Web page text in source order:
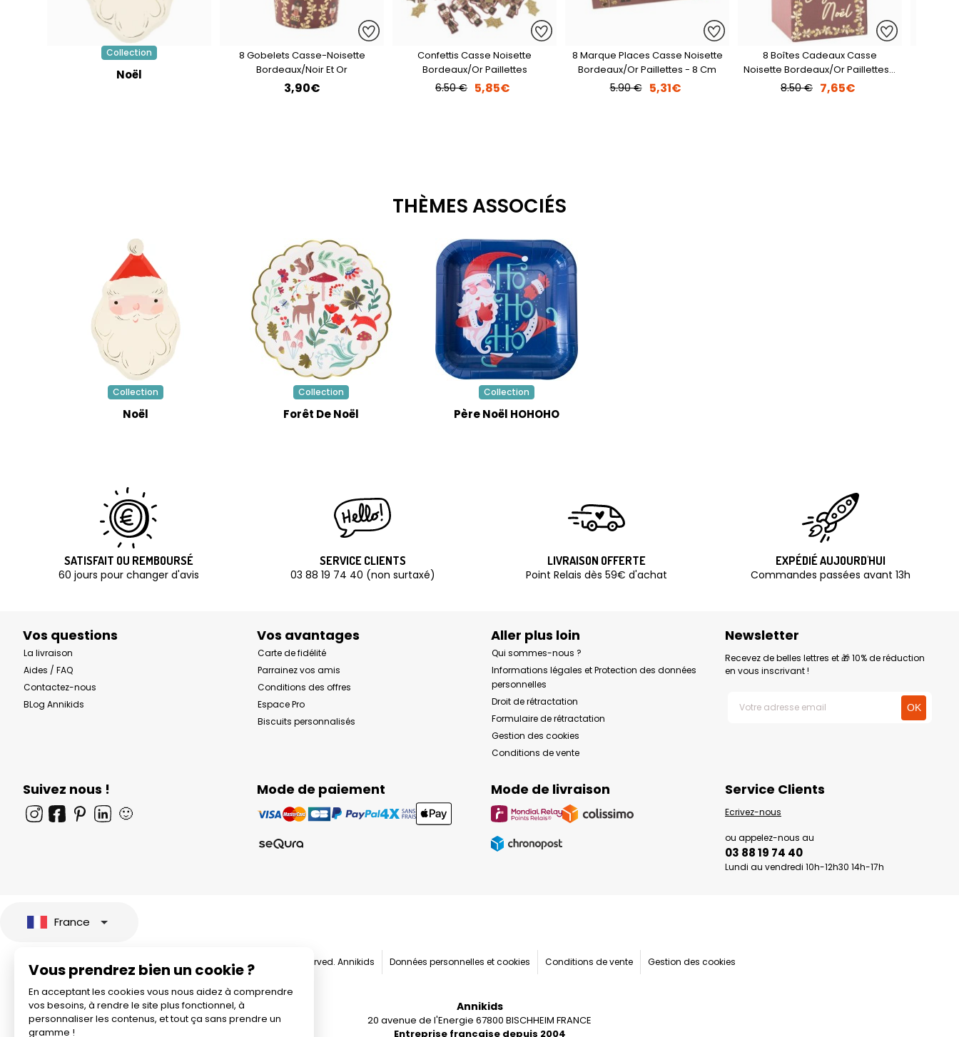
Collection
Noël
8 Gobelets Casse-Noisette
Bordeaux/Noir Et Or
3,90€
Confettis Casse Noisette
Bordeaux/Or Paillettes
6.50 € 5,85€
8 Marque Places Casse Noisette
Bordeaux/Or Paillettes - 8 Cm
5.90 € 5,31€
8 Boîtes Cadeaux Casse
Noisette Bordeaux/Or Paillettes -
6 Cm
8.50 € 7,65€
THÈMES ASSOCIÉS
Collection
Noël
Collection
Forêt De Noël
Collection
Père Noël HOHOHO
SATISFAIT OU REMBOURSÉ
60 jours pour changer d'avis
SERVICE CLIENTS
03 88 19 74 40 (non surtaxé)
LIVRAISON OFFERTE
Point Relais dès 59€ d'achat
EXPÉDIÉ AUJOURD'HUI
Commandes passées avant 13h
Vos questions
La livraison
Aides / FAQ
Contactez-nous
BLog Annikids
Vos avantages
Carte de fidélité
Parrainez vos amis
Conditions des offres
Espace Pro
Biscuits personnalisés
Aller plus loin
Qui sommes-nous ?
Informations légales et Protection des données
personnelles
Droit de rétractation
Formulaire de rétractation
Gestion des cookies
Conditions de vente
Newsletter
Recevez de belles lettres et 🎁 10% de réduction
en vous inscrivant !
Suivez nous !
🙂
Mode de paiement Mode de livraison Service Clients
Ecrivez-nous
ou appelez-nous au
03 88 19 74 40
Lundi au vendredi 10h-12h30 14h-17h
Vous prendrez bien un cookie ?
En acceptant les cookies vous nous aidez à comprendre
vos besoins, à rendre le site plus fonctionnel, à
personnaliser les contenus, et tout ça sans prendre un
gramme !
France
© 2026 All rights reserved. Annikids Données personnelles et cookies Conditions de vente Gestion des cookies
Annikids
20 avenue de l'Energie 67800 BISCHHEIM FRANCE
Entreprise française depuis 2004